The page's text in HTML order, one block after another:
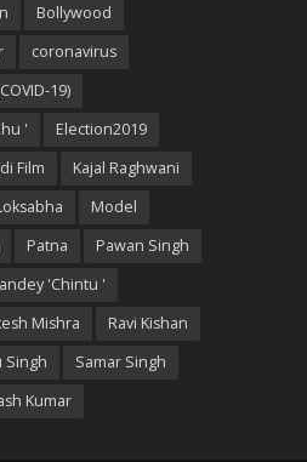
Bollywood
coronavirus
19)
'
Election2019
Film
Kajal Raghwani
Model
Patna
Pawan Singh
'Chintu '
Mishra
Ravi Kishan
Singh
Samar Singh
Kumar